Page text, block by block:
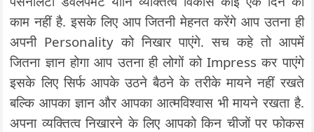
काम नहीं है. इसके लिए आप जितनी मेहनत करेंगे आप उतना ही
अपनी Personality को निखार पाएंगे. सच कहे तो आपमें
जितना ज्ञान होगा आप उतना ही लोगों को Impress कर पाएंगे
इसके लिए सिर्फ आपके उठने बैठने के तरीके मायने नहीं रखते
बल्कि आपका ज्ञान और आपका आत्मविश्वास भी मायने रखता है.
अपना व्यक्तित्व निखारने के लिए आपको किन चीजों पर फोकस